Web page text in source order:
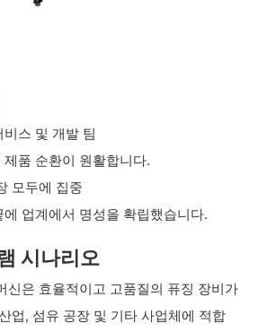
스 및 개발 팀
품 순환이 원활합니다.
모두에 집중
업계에서 명성을 확립했습니다.
시나리오
신은 효율적이고 고품질의 퓨징 장비가
업, 섬유 공장 및 기타 사업체에 적합